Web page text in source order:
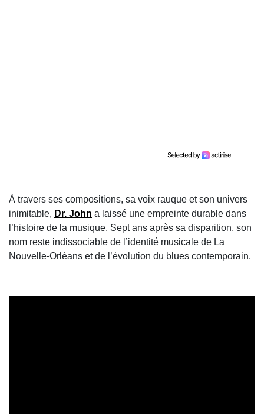
À travers ses compositions, sa voix rauque et son univers
inimitable, Dr. John a laissé une empreinte durable dans
l’histoire de la musique. Sept ans après sa disparition, son
nom reste indissociable de l’identité musicale de La
Nouvelle-Orléans et de l’évolution du blues contemporain.